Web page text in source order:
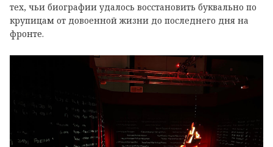
тех, чьи биографии удалось восстановить буквально по
крупицам от довоенной жизни до последнего дня на
фронте.